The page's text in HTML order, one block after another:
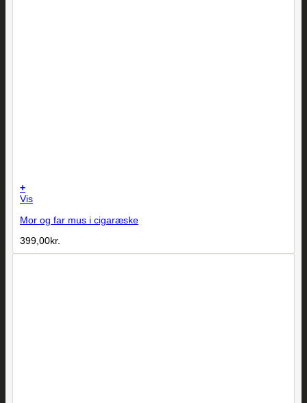
+
Vis
Mor og far mus i cigaræske
399,00kr.